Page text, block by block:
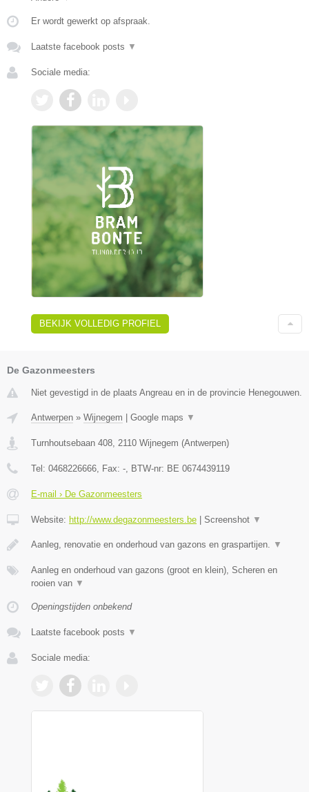
Er wordt gewerkt op afspraak.
Laatste facebook posts ▼
Sociale media:
BEKIJK VOLLEDIG PROFIEL
De Gazonmeesters
Niet gevestigd in de plaats Angreau en in de provincie Henegouwen.
Antwerpen » Wijnegem Google maps ▼
Turnhoutsebaan 408, 2110 Wijnegem (Antwerpen)
Tel: 0468226666, Fax: -, BTW-nr: BE 0674439119
E-mail › De Gazonmeesters
Website: http://www.degazonmeesters.be Screenshot ▼
Aanleg, renovatie en onderhoud van gazons en graspartijen. ▼
Aanleg en onderhoud van gazons (groot en klein), Scheren en
rooien van ▼
Openingstijden onbekend
Laatste facebook posts ▼
Sociale media: